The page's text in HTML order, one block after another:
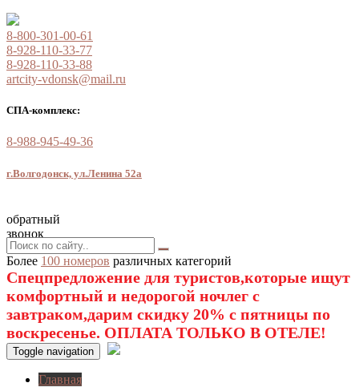
8-800-301-00-61
8-928-110-33-77
8-928-110-33-88
artcity-vdonsk@mail.ru
СПА-комплекс:
8-988-945-49-36
г.Волгодонск, ул.Ленина 52а
обратный
звонок
Более 100 номеров различных категорий
Спецпредложение для туристов,которые ищут
комфортный и недорогой ночлег с
завтраком,дарим скидку 20% с пятницы по
воскресенье. ОПЛАТА ТОЛЬКО В ОТЕЛЕ!
Toggle navigation
Главная